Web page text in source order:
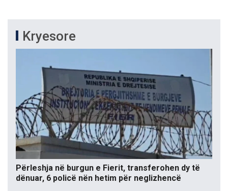
Kryesore
Përleshja në burgun e Fierit, transferohen dy të
dënuar, 6 policë nën hetim për neglizhencë